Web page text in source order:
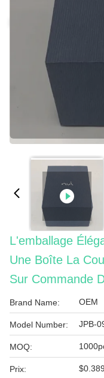
L'emballage
Une Boîte La
Sur Commande
Brand Name: OEM
Model Number: JPB-
MOQ:
Prix: